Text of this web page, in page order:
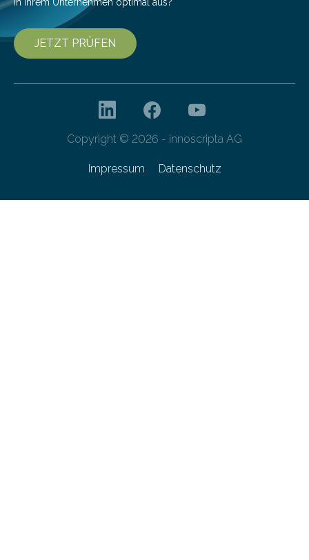
in Ihrem Unternehmen optimal aus?
JETZT PRÜFEN
Copyright © 2026 - innoscripta AG
Impressum Datenschutz